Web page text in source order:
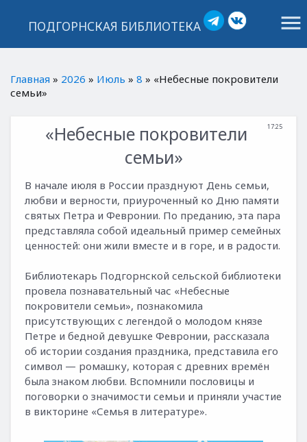
menu
ПОДГОРНСКАЯ БИБЛИОТЕКА
Главная » 2026 » Июль » 8 » «Небесные покровители
семьи»
17:25
«Небесные покровители
семьи»
В начале июля в России празднуют День семьи,
любви и верности, приуроченный ко Дню памяти
святых Петра и Февронии. По преданию, эта пара
представляла собой идеальный пример семейных
ценностей: они жили вместе и в горе, и в радости.
Библиотекарь Подгорнской сельской библиотеки
провела познавательный час «Небесные
покровители семьи», познакомила
присутствующих с легендой о молодом князе
Петре и бедной девушке Февронии, рассказала
об истории создания праздника, представила его
символ — ромашку, которая с древних времён
была знаком любви. Вспомнили пословицы и
поговорки о значимости семьи и приняли участие
в викторине «Семья в литературе».